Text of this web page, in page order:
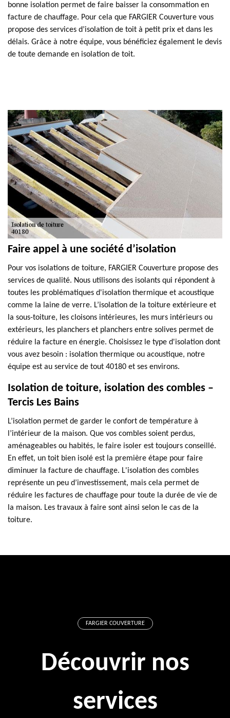
bonne isolation permet de faire baisser la consommation en
facture de chauffage. Pour cela que FARGIER Couverture vous
propose des services d’isolation de toit à petit prix et dans les
délais. Grâce à notre équipe, vous bénéficiez également le devis
de toute demande en isolation de toit.
Faire appel à une société d’isolation
Pour vos isolations de toiture, FARGIER Couverture propose des
services de qualité. Nous utilisons des isolants qui répondent à
toutes les problématiques d'isolation thermique et acoustique
comme la laine de verre. L’isolation de la toiture extérieure et
la sous-toiture, les cloisons intérieures, les murs intérieurs ou
extérieurs, les planchers et planchers entre solives permet de
réduire la facture en énergie. Choisissez le type d'isolation dont
vous avez besoin : isolation thermique ou acoustique, notre
équipe est au service de tout 40180 et ses environs.
Isolation de toiture, isolation des combles –
Tercis Les Bains
L’isolation permet de garder le confort de température à
l’intérieur de la maison. Que vos combles soient perdus,
aménageables ou habités, le faire isoler est toujours conseillé.
En effet, un toit bien isolé est la première étape pour faire
diminuer la facture de chauffage. L'isolation des combles
représente un peu d’investissement, mais cela permet de
réduire les factures de chauffage pour toute la durée de vie de
la maison. Les travaux à faire sont ainsi selon le cas de la
toiture.
FARGIER COUVERTURE
Découvrir nos
services